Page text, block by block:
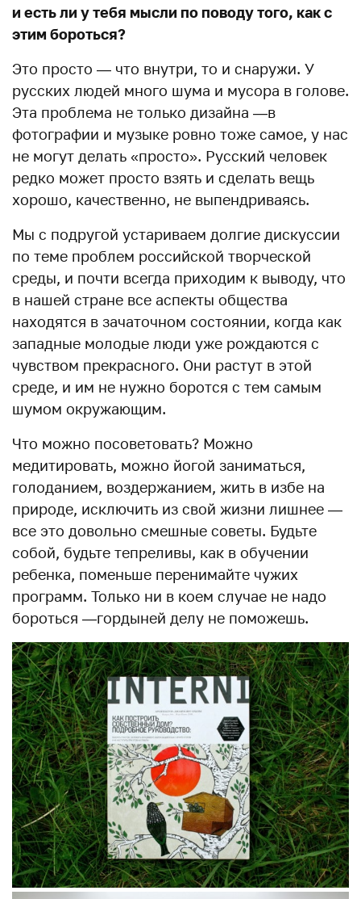
и есть ли у тебя мысли по поводу того, как с
этим бороться?
Это просто — что внутри, то и снаружи. У
русских людей много шума и мусора в голове.
Эта проблема не только дизайна —в
фотографии и музыке ровно тоже самое, у нас
не могут делать «просто». Русский человек
редко может просто взять и сделать вещь
хорошо, качественно, не выпендриваясь.
Мы с подругой устариваем долгие дискуссии
по теме проблем российской творческой
среды, и почти всегда приходим к выводу, что
в нашей стране все аспекты общества
находятся в зачаточном состоянии, когда как
западные молодые люди уже рождаются с
чувством прекрасного. Они растут в этой
среде, и им не нужно боротся с тем самым
шумом окружающим.
Что можно посоветовать? Можно
медитировать, можно йогой заниматься,
голоданием, воздержанием, жить в избе на
природе, исключить из свой жизни лишнее —
все это довольно смешные советы. Будьте
собой, будьте тепреливы, как в обучении
ребенка, поменьше перенимайте чужих
программ. Только ни в коем случае не надо
бороться —гордыней делу не поможешь.